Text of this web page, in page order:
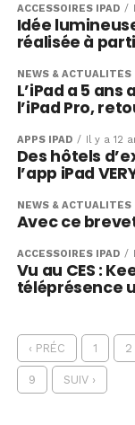
ACCESSOIRES IPAD
Idée
réalisée à
NEWS & ACTUALITÉS
L’iPad a 5
l’iPad Pro,
APPS IPAD Il y a 12
Des hôtels
l’app iPad
NEWS & ACTUALITÉS
Avec ce
ACCESSOIRES IPAD
Vu au CES :
téléprésence
‹ PRÉC 1 2
9 SUIV ›